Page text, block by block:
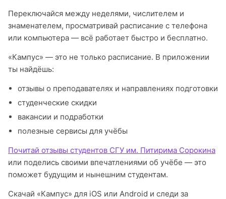
Переключайся между неделями, числителем и
знаменателем, просматривай расписание с телефона
или компьютера — всё работает быстро и бесплатно.
«Кампус» — это не только расписание. В приложении
ты найдёшь:
отзывы о преподавателях и направлениях подготовки
студенческие скидки
вакансии и подработки
полезные сервисы для учёбы
Почитай отзывы студентов СГУ им. Питирима Сорокина
или поделись своими впечатлениями об учёбе — это
поможет будущим и нынешним студентам.
Скачай «Кампус» для iOS или Android и следи за